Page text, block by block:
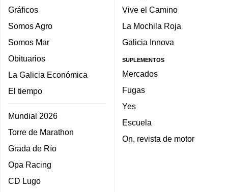
Gráficos
Somos Agro
Somos Mar
Obituarios
La Galicia Económica
El tiempo
Mundial 2026
Torre de Marathon
Grada de Río
Opa Racing
CD Lugo
Vive el Camino
La Mochila Roja
Galicia Innova
SUPLEMENTOS
Mercados
Fugas
Yes
Escuela
On, revista de motor